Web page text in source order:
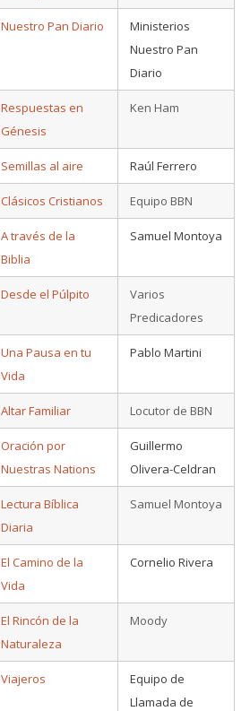
Nuestro Pan Diario
Ministerios
Nuestro Pan
Diario
Respuestas en
Génesis
Ken Ham
Semillas al aire Raúl Ferrero
Clásicos Cristianos Equipo BBN
A través de la
Biblia
Samuel Montoya
Desde el Púlpito
Varios
Predicadores
Una Pausa en tu
Vida
Pablo Martini
Altar Familiar Locutor de BBN
Oración por
Nuestras Nations
Guillermo
Olivera-Celdran
Lectura Bíblica
Diaria
Samuel Montoya
El Camino de la
Vida
Cornelio Rivera
El Rincón de la
Naturaleza
Moody
Viajeros
Equipo de
Llamada de